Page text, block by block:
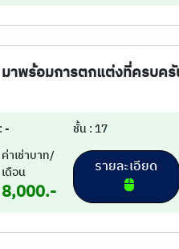
มาพร้อมการตกแต่งที่ครบค
-
ชั้น : 17
ค่าเช่าบาท/
เดือน
8,000.-